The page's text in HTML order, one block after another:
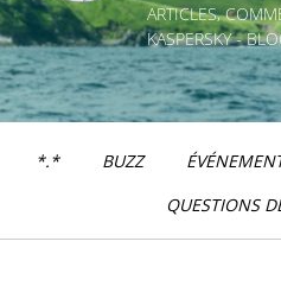
ARTICLES,
KASPERSKY -
*.* BUZZ
QUESTIONS